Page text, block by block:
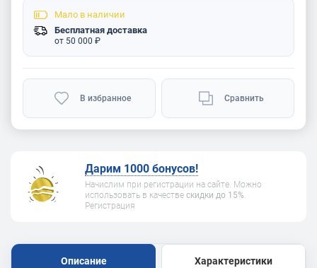
Мало в наличии
Бесплатная доставка
от 50 000 ₽
В избранное Сравнить
Дарим 1000 бонусов!
Начислим при регистрации на сайте. Можно
использовать в качестве скидки до 15%.
Регистрация
Описание Характеристики